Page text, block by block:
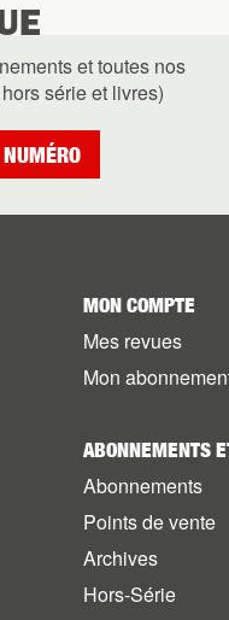
et toutes nos
série et livres)
MON COMPTE
Mes revues
Mon
ABONNEMENTS
Abonnements
Points de vente
Archives
Hors-Série